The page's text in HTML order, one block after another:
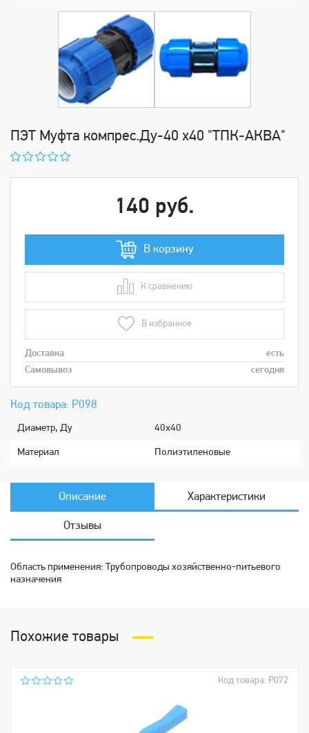
ПЭТ Муфта компрес.Ду-40 х40 "ТПК-АКВА"
Код товара: Р098
Диаметр, Ду 40х40
Мaтериaл Полиэтиленовые
140 руб.
В корзину
К сравнению
В сравнении
В избранное
Доставка
есть
Самовывоз
сегодня
Описание Характеристики
Отзывы
Область применения: Трубопроводы хозяйственно-питьевого
назначения
Похожие товары
Код товара: Р072